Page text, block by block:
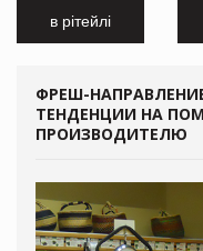
в рітейлі
ФРЕШ-
ТЕНДЕНЦИИ НА
ПРОИЗВОДИТЕЛЮ